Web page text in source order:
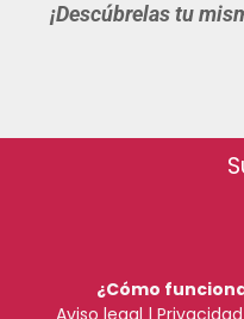
¡Descúbrelas tu
¿Cómo